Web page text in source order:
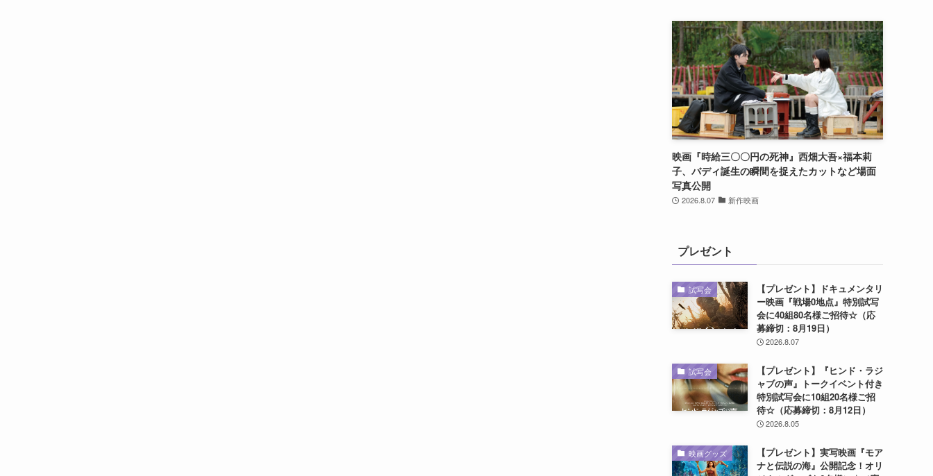
映画『時給三〇〇円の死神』西畑大吾×福本莉
子、バディ誕生の瞬間を捉えたカットなど場面
写真公開
2026.8.07 新作映画
プレゼント
試写会
【プレゼント】ドキュメンタリ
ー映画『戦場0地点』特別試写
会に40組80名様ご招待☆（応
募締切：8月19日）
2026.8.07
試写会
【プレゼント】『ヒンド・ラジ
ャブの声』トークイベント付き
特別試写会に10組20名様ご招
待☆（応募締切：8月12日）
2026.8.05
映画グッズ
【プレゼント】実写映画『モア
ナと伝説の海』公開記念！オリ